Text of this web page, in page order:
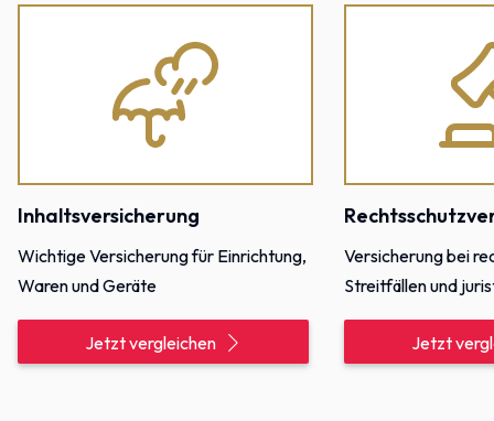
Inhaltsversicherung
Wichtige Versicherung für Einrichtung,
Waren und Geräte
Jetzt vergleichen
Versicherung bei
Streitfällen und
Jetzt